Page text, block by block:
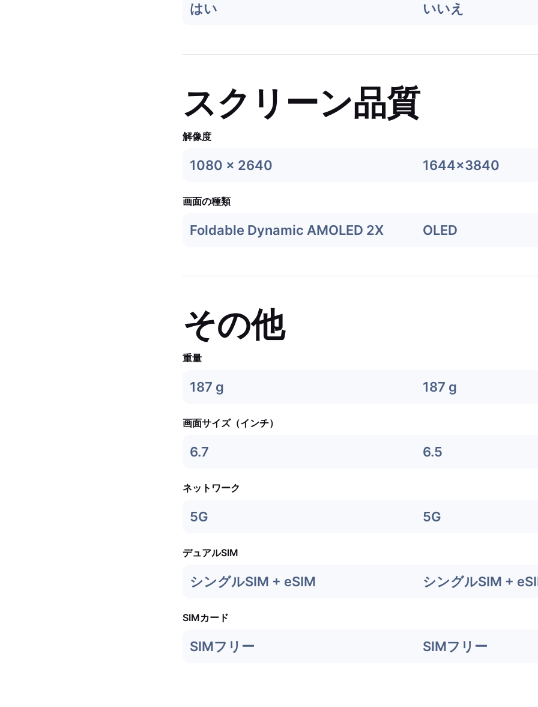
はい いいえ
スクリーン品質
解像度
1080 x 2640 1644x3840
画面の種類
Foldable Dynamic AMOLED 2X OLED
その他
重量
187 g 187 g
画面サイズ（インチ）
6.7 6.5
ネットワーク
5G 5G
デュアルSIM
シングルSIM + eSIM シングルSIM +
SIMカード
SIMフリー SIMフリー